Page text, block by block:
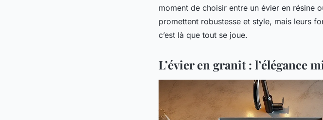
moment de choisir entre un évier en résine
promettent robustesse et style, mais leurs
c’est là que tout se joue.
L’évier en granit : l’élégance